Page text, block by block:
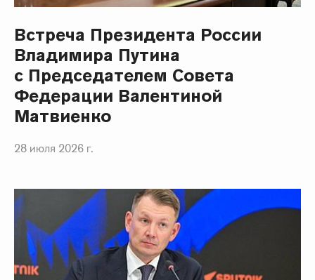
Встреча Президента России
Владимира Путина
с Председателем Совета
Федерации Валентиной
Матвиенко
28 июля 2026 г.